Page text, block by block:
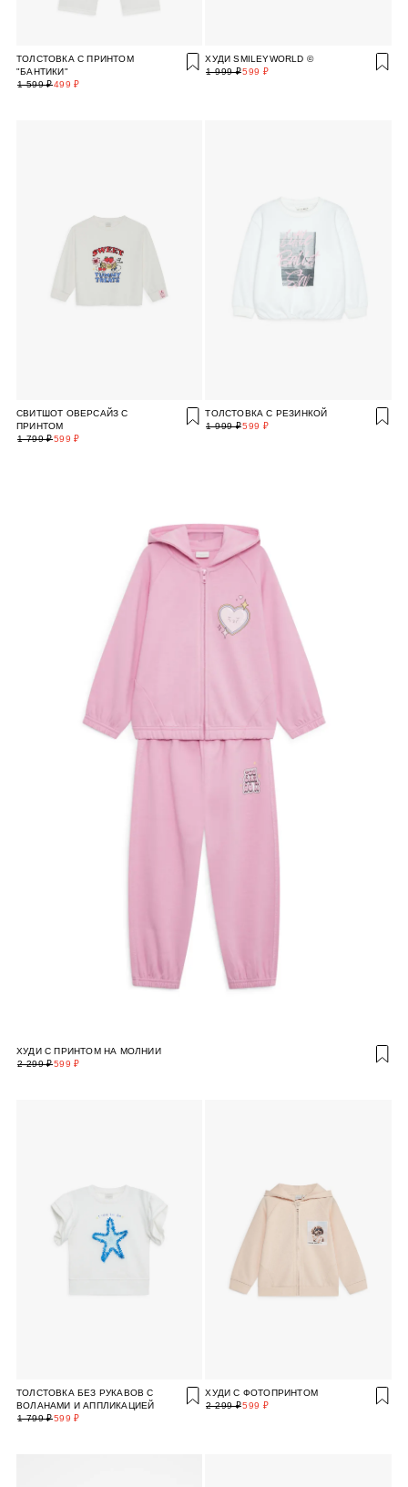
ТОЛСТОВКА С ПРИНТОМ
"БАНТИКИ"
499 ₽
1 599 ₽
ХУДИ SMILEYWORLD ©
599 ₽
1 999 ₽
СВИТШОТ ОВЕРСАЙЗ С
ПРИНТОМ
599 ₽
1 799 ₽
ТОЛСТОВКА С РЕЗИНКОЙ
599 ₽
1 999 ₽
ХУДИ С ПРИНТОМ НА МОЛНИИ
599 ₽
2 299 ₽
ТОЛСТОВКА БЕЗ РУКАВОВ С
ВОЛАНАМИ И АППЛИКАЦИЕЙ
599 ₽
1 799 ₽
ХУДИ С ФОТОПРИНТОМ
599 ₽
2 299 ₽